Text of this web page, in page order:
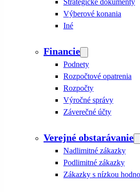
Strategické dokumenty
Výberové konania
Iné
Financie
Podnety
Rozpočtové opatrenia
Rozpočty
Výročné správy
Záverečné účty
Verejné obstarávanie
Nadlimitné zákazky
Podlimitné zákazky
Zákazky s nízkou